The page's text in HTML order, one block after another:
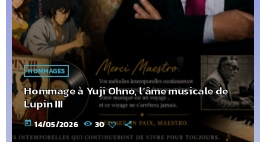
HOMMAGES
Hommage à Yuji Ohno, l’âme musicale de
Lupin III
today 14/05/2026 30